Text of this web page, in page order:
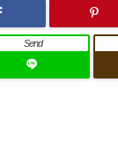
Send